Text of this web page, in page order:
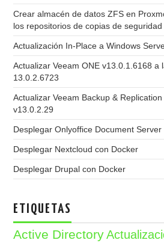
Crear almacén de datos ZFS en
los repositorios de copias de
Actualización In-Place a Windows
Actualizar Veeam ONE v13.0.1.6168 a
13.0.2.6723
Actualizar Veeam Backup &
v13.0.2.29
Desplegar Onlyoffice Document
Desplegar Nextcloud con Docker
Desplegar Drupal con Docker
ETIQUETAS
Active Directory